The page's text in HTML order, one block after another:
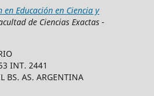
Educación en Ciencia y
de Ciencias Exactas -
INT. 2441
BS. AS. ARGENTINA